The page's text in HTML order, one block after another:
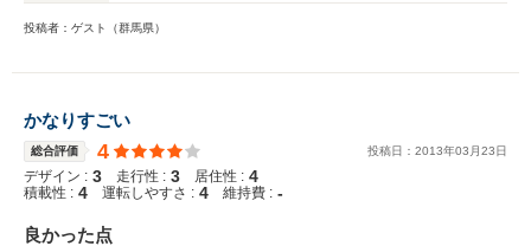
投稿者：ゲスト（群馬県）
かなりすごい
総合評価 4 投稿日： 2013年03 月23日
デザイン : 3 走行性 : 3 居住性 : 4
積載性 : 4 運転しやすさ : 4 維持費 : -
良かった点